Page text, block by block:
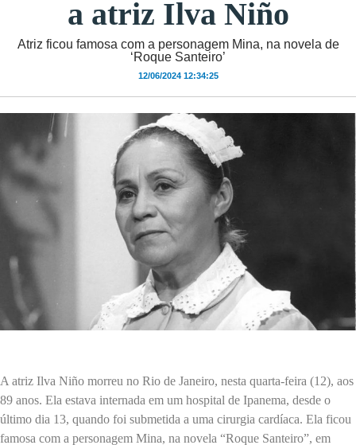
a atriz Ilva Niño
Atriz ficou famosa com a personagem Mina, na novela de
‘Roque Santeiro’
12/06/2024 12:34:25
A atriz Ilva Niño morreu no Rio de Janeiro, nesta quarta-feira (12), aos
89 anos. Ela estava internada em um hospital de Ipanema, desde o
último dia 13, quando foi submetida a uma cirurgia cardíaca. Ela ficou
famosa com a personagem Mina, na novela “Roque Santeiro”, em